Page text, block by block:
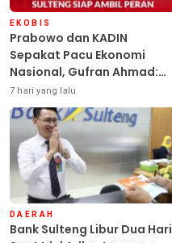
EKOBIS
Prabowo dan KADIN
Sepakat Pacu Ekonomi
Nasional, Gufran Ahmad:
Sulteng Siap Ambil Peran
7 hari yang lalu
DAERAH
Bank Sulteng Libur Dua Hari